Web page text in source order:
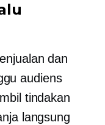
dan
audiens
tindakan
langsung